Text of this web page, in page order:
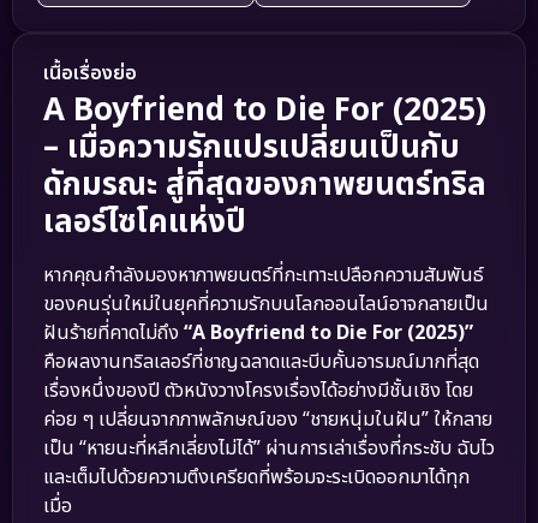
เนื้อเรื่องย่อ
A Boyfriend to Die For (2025)
– เมื่อความรักแปรเปลี่ยนเป็นกับ
ดักมรณะ สู่ที่สุดของภาพยนตร์ทริล
เลอร์ไซโคแห่งปี
หากคุณกำลังมองหาภาพยนตร์ที่กะเทาะเปลือกความสัมพันธ์
ของคนรุ่นใหม่ในยุคที่ความรักบนโลกออนไลน์อาจกลายเป็น
ฝันร้ายที่คาดไม่ถึง “A Boyfriend to Die For (2025)”
คือผลงานทริลเลอร์ที่ชาญฉลาดและบีบคั้นอารมณ์มากที่สุด
เรื่องหนึ่งของปี ตัวหนังวางโครงเรื่องได้อย่างมีชั้นเชิง โดย
ค่อย ๆ เปลี่ยนจากภาพลักษณ์ของ “ชายหนุ่มในฝัน” ให้กลาย
เป็น “หายนะที่หลีกเลี่ยงไม่ได้” ผ่านการเล่าเรื่องที่กระชับ ฉับไว
และเต็มไปด้วยความตึงเครียดที่พร้อมจะระเบิดออกมาได้ทุก
เมื่อ